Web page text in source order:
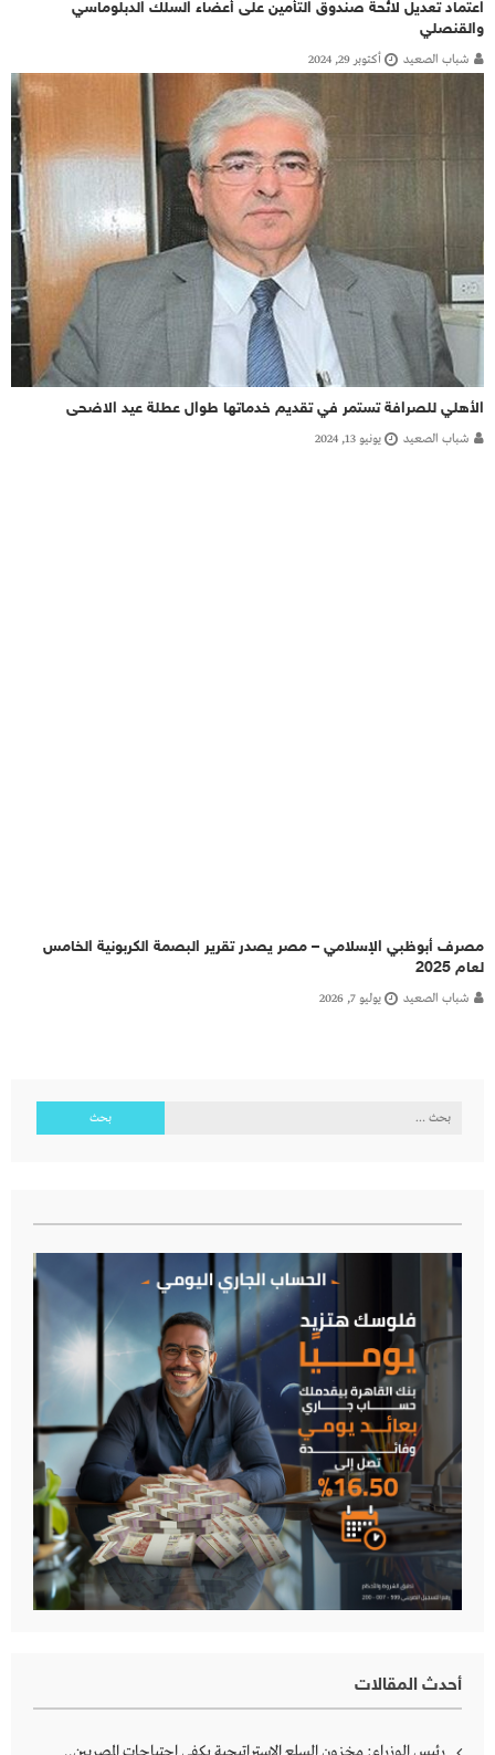
اعتماد تعديل لائحة صندوق التأمين على أعضاء السلك الدبلوماسي
والقنصلي
شباب الصعيد أكتوبر 29, 2024
الأهلي للصرافة تستمر في تقديم خدماتها طوال عطلة عيد الاضحى
شباب الصعيد يونيو 13, 2024
مصرف أبوظبي الإسلامي – مصر يصدر تقرير البصمة الكربونية الخامس
لعام 2025
شباب الصعيد يوليو 7, 2026
البحث
أحدث المقالات